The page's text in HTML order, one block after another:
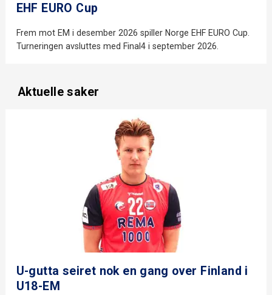
EHF EURO Cup
Frem mot EM i desember 2026 spiller Norge EHF EURO Cup.
Turneringen avsluttes med Final4 i september 2026.
Aktuelle saker
U-gutta seiret nok en gang over Finland i
U18-EM